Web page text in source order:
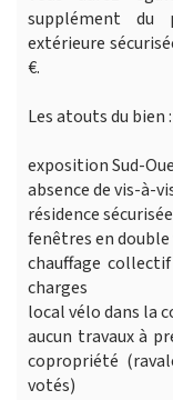
supplément du
extérieure
€.
Les atouts du bien :
exposition Sud-
absence de vis-à-
résidence
fenêtres en
chauffage
charges
local vélo dans la
aucun travaux à
copropriété
votés)